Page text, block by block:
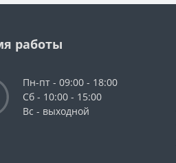
работы
Пн-пт - 09:00 - 18:00
Сб - 10:00 - 15:00
Вс - выходной